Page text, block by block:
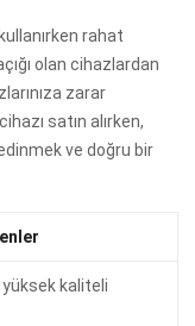
rahat
olan cihazlardan
zarar
satın alırken,
ve doğru bir
yüksek kaliteli